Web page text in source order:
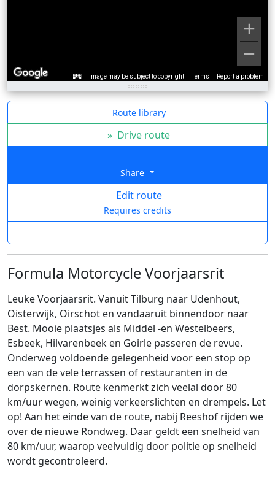
Image may be subject to copyright Terms Report a problem
Route library
» Drive route
Share
Edit route
Requires credits
Formula Motorcycle Voorjaarsrit
Leuke Voorjaarsrit. Vanuit Tilburg naar Udenhout,
Oisterwijk, Oirschot en vandaaruit binnendoor naar
Best. Mooie plaatsjes als Middel -en Westelbeers,
Esbeek, Hilvarenbeek en Goirle passeren de revue.
Onderweg voldoende gelegenheid voor een stop op
een van de vele terrassen of restauranten in de
dorpskernen. Route kenmerkt zich veelal door 80
km/uur wegen, weinig verkeerslichten en drempels. Let
op! Aan het einde van de route, nabij Reeshof rijden we
over de nieuwe Rondweg. Daar geldt een snelheid van
80 km/uur, waarop veelvuldig door politie op snelheid
wordt gecontroleerd.